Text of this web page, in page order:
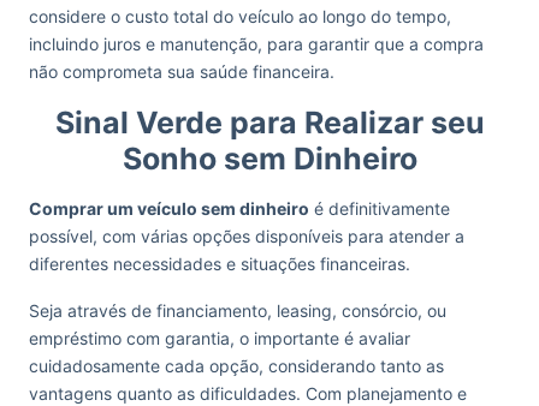
considere o custo total do veículo ao longo do tempo,
incluindo juros e manutenção, para garantir que a compra
não comprometa sua saúde financeira.
Sinal Verde para Realizar seu
Sonho sem Dinheiro
Comprar um veículo sem dinheiro é definitivamente
possível, com várias opções disponíveis para atender a
diferentes necessidades e situações financeiras.
Seja através de financiamento, leasing, consórcio, ou
empréstimo com garantia, o importante é avaliar
cuidadosamente cada opção, considerando tanto as
vantagens quanto as dificuldades. Com planejamento e